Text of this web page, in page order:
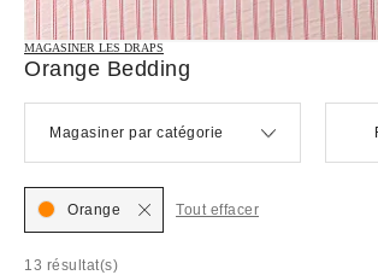
MAGASINER LES DRAPS
Orange Bedding
Magasiner par catégorie
13 résultat(s)
Orange Tout effacer